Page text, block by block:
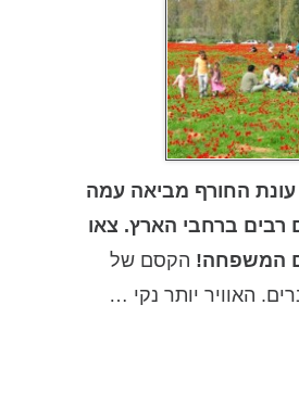
עונת החורף מביאה עמה
רבים ברחבי הארץ. צאו
המשפחה! הקסם של
האוויר יותר נקי …